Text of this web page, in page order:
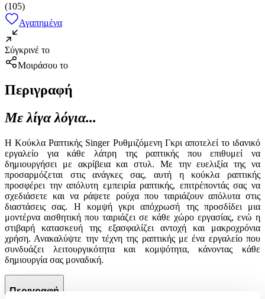
(105)
Αγαπημένα
Σύγκρινέ το
Μοιράσου το
Περιγραφή
Με λίγα λόγια...
Η Κούκλα Ραπτικής Singer Ρυθμιζόμενη Γκρι αποτελεί το ιδανικό
εργαλείο για κάθε λάτρη της ραπτικής που επιθυμεί να
δημιουργήσει με ακρίβεια και στυλ. Με την ευελιξία της να
προσαρμόζεται στις ανάγκες σας, αυτή η κούκλα ραπτικής
προσφέρει την απόλυτη εμπειρία ραπτικής, επιτρέποντάς σας να
σχεδιάσετε και να ράψετε ρούχα που ταιριάζουν απόλυτα στις
διαστάσεις σας. Η κομψή γκρι απόχρωσή της προσδίδει μια
μοντέρνα αισθητική που ταιριάζει σε κάθε χώρο εργασίας, ενώ η
στιβαρή κατασκευή της εξασφαλίζει αντοχή και μακροχρόνια
χρήση. Ανακαλύψτε την τέχνη της ραπτικής με ένα εργαλείο που
συνδυάζει λειτουργικότητα και κομψότητα, κάνοντας κάθε
δημιουργία σας μοναδική.
Περιγραφή